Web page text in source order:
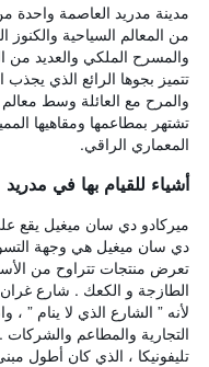
مدينة مدريد العاصمة واحدة
من المعالم السياحية والكنوز
والمسرح الملكي والعديد من
تتميز بجوها الرائع الذي
والمرح مع العائلة وسط
تشتهر بمطاعمها ومقاهيها
المعماري الراقي.
أشياء للقيام بها في مدريد
ميركادو دي سان ميغيل يقع
دي سان ميغيل هي وجهة
تعرض منتجات تتراوح من
الطازجة و الكعك . شارع
لأنه ” الشارع الذي لا ينام
التجارية والمطاعم
تليفونيكا ، الذي كان أطول